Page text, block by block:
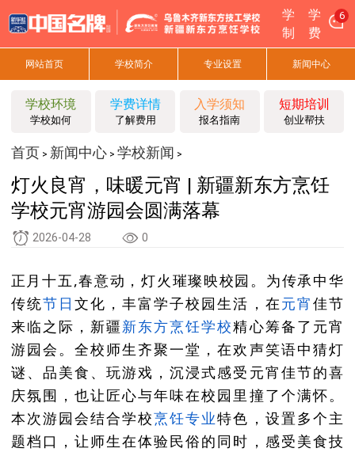
学
制
学
费
8
网站首页 学校简介 专业设置 新闻中心
学校环境
学校如何
学费详情
了解费用
入学须知
报名指南
短期培训
创业帮扶
首页 > 新闻中心> 学校新闻 >
灯火良宵，味暖元宵 | 新疆新东方烹饪
学校元宵游园会圆满落幕
2026-04-28 0
正月十五,春意动，灯火璀璨映校园。为传承中华
传统节日 文化，丰富学子校园生活，在元宵佳节
来临之际，新疆新东方烹饪学校精心筹备了元宵
游园会。全校师生齐聚一堂，在欢声笑语中猜灯
谜、品美食、玩游戏，沉浸式感受元宵佳节的喜
庆氛围，也让匠心与年味在校园里撞了个满怀。
本次游园会结合学校烹饪专业特色，设置多个主
题档口，让师生在体验民俗的同时，感受美食技